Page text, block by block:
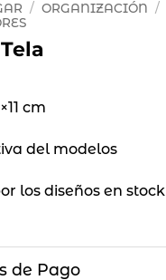
/ ORGANIZACIÓN /
cm
del modelos
los diseños en stock
de Pago